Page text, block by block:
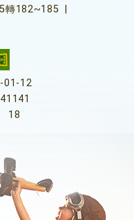
轉182~185
01-12
18